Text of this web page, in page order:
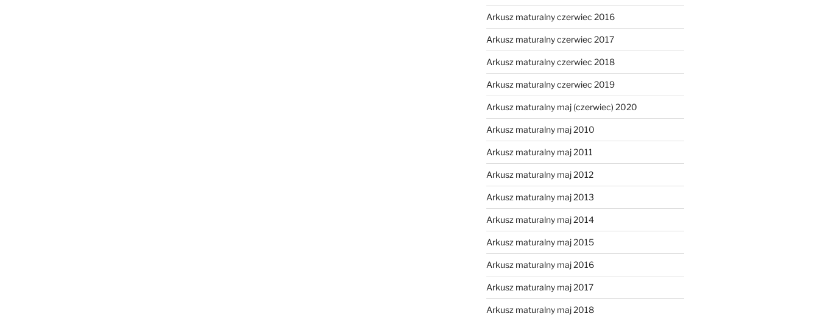
Arkusz maturalny czerwiec 2016
Arkusz maturalny czerwiec 2017
Arkusz maturalny czerwiec 2018
Arkusz maturalny czerwiec 2019
Arkusz maturalny maj (czerwiec) 2020
Arkusz maturalny maj 2010
Arkusz maturalny maj 2011
Arkusz maturalny maj 2012
Arkusz maturalny maj 2013
Arkusz maturalny maj 2014
Arkusz maturalny maj 2015
Arkusz maturalny maj 2016
Arkusz maturalny maj 2017
Arkusz maturalny maj 2018